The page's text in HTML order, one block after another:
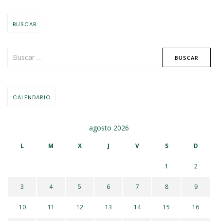
BUSCAR
CALENDARIO
agosto 2026
L M X J V S D
1 2
3 4 5 6 7 8 9
10 11 12 13 14 15 16